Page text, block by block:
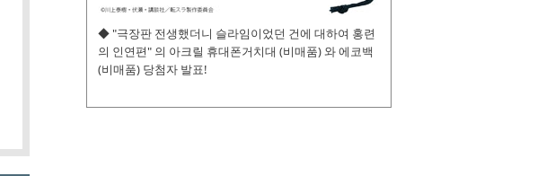
◆ "극장판 전생했더니 슬라임이었던 건에 대하여 홍련
의 인연편" 의 아크릴 휴대폰거치대 (비매품) 와 에코백
(비매품) 당첨자 발표!